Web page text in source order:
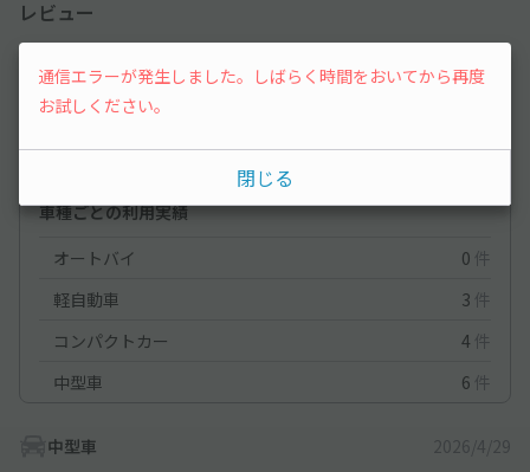
レビュー
5（2件）
満足度 5 立地
5
5 駐車料金
車種ごとの利用実績
オートバイ
0 件
軽自動車
3 件
コンパクトカー
4 件
中型車
6 件
中型車 2026/4/29
通信エラーが発生しました。しばらく時間をおいてから再度
お試しください。
閉じる